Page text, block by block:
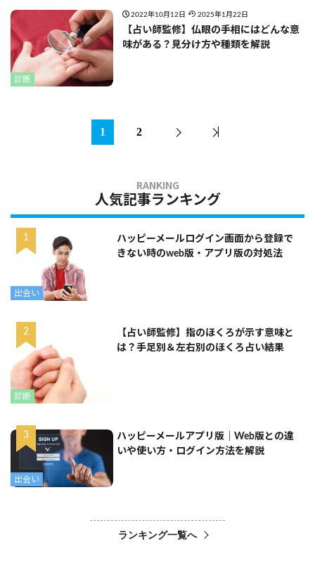
診断
2022年10月12日 2025年1月22日
【占い師監修】仏眼の手相にはどんな意
味がある？見分け方や種類を解説
1 2
人気記事ランキング
出会い
ハッピーメールログイン画面から登録で
きない時のweb版・アプリ版の対処法
診断
【占い師監修】指のほくろが示す意味と
は？手足別＆左右別のほくろ占い結果
出会い
ハッピーメールアプリ版｜Web版との違
いや使い方・ログイン方法を解説
ランキング一覧へ